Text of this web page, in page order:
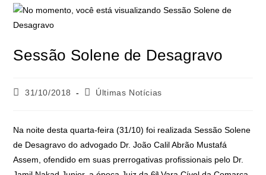
Sessão Solene de Desagravo
31/10/2018 Últimas Notícias
Na noite desta quarta-feira (31/10) foi realizada Sessão Solene
de Desagravo do advogado Dr. João Calil Abrão Mustafá
Assem, ofendido em suas prerrogativas profissionais pelo Dr.